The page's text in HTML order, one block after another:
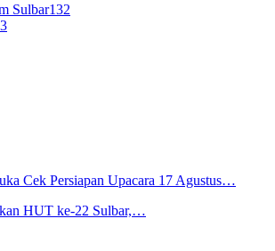
Sulbar132
Cek Persiapan Upacara 17 Agustus…
HUT ke-22 Sulbar,…